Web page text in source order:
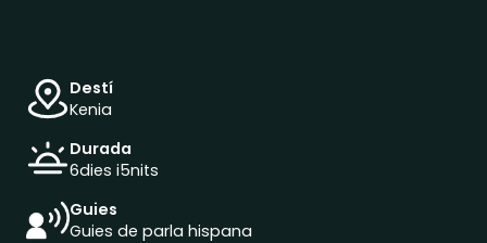
Destí
Kenia
Durada
6dies i5nits
Guies
Guies de parla hispana